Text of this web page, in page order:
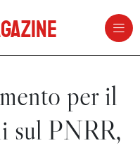
per il
sul PNRR,